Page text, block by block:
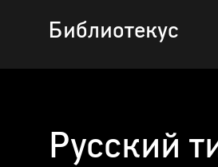
Библиотекус
Русский